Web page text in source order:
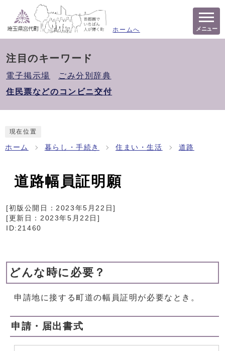
ホームへ メニュー
注目のキーワード
電子掲示場
ごみ分別辞典
住民票などのコンビニ交付
現在位置
ホーム 暮らし・手続き 住まい・生活 道路
道路幅員証明願
[初版公開日：2023年5月22日]
[更新日： 2023年5月22日 ]
ID:21460
どんな時に必要？
申請地に接する町道の幅員証明が必要なとき。
申請・届出書式